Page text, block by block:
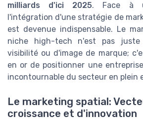
milliards d'ici 2025. Face à
l'intégration d'une stratégie de
est devenue indispensable. Le
niche high-tech n'est pas
visibilité ou d'image de marque;
en or de positionner une
incontournable du secteur en plein
Le marketing spatial:
croissance et d'innovation